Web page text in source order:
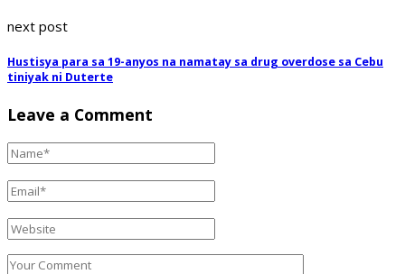
next post
Hustisya para sa 19-anyos na namatay sa drug overdose sa Cebu
tiniyak ni Duterte
Leave a Comment